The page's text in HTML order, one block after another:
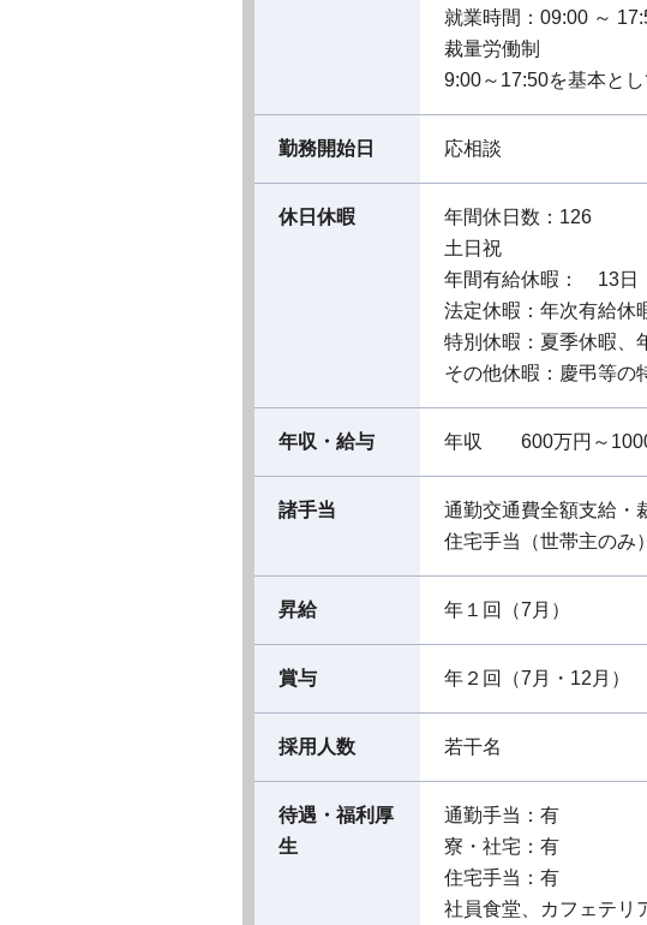
就業時間：09:00 ～
裁量労働制
9:00～17:50を基本と
勤務開始日 応相談
休日休暇
年間休日数：126
土日祝
年間有給休暇： 13日
法定休暇：年次有給休
特別休暇：夏季休暇、
その他休暇：慶弔等の
年収・給与 年収 600万円～
諸手当
通勤交通費全額支給・
住宅手当（世帯主のみ）
昇給 年１回（7月）
賞与 年２回（7月・12月）
採用人数 若干名
待遇・福利厚
生
通勤手当：有
寮・社宅：有
住宅手当：有
社員食堂、カフェテリ